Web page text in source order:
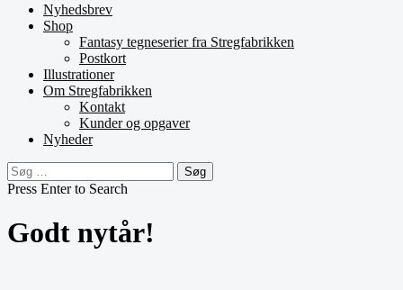
Nyhedsbrev
Shop
Fantasy tegneserier fra Stregfabrikken
Postkort
Illustrationer
Om Stregfabrikken
Kontakt
Kunder og opgaver
Nyheder
Søg
efter:
Press Enter to Search
Godt nytår!